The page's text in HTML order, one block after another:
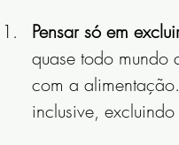
Pensar só em
quase todo mundo
com a
inclusive,